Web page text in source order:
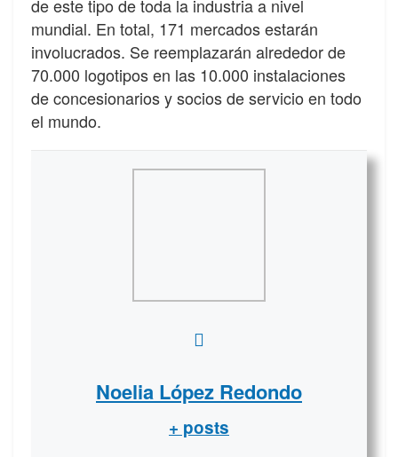
de este tipo de toda la industria a nivel
mundial. En total, 171 mercados estarán
involucrados. Se reemplazarán alrededor de
70.000 logotipos en las 10.000 instalaciones
de concesionarios y socios de servicio en todo
el mundo.
Noelia López Redondo
+ posts